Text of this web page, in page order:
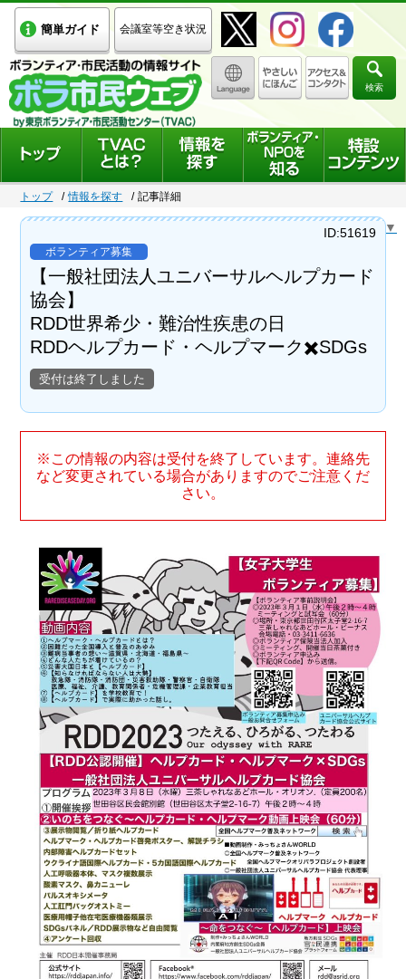
簡単ガイド 会議室等空き状況
検索
トップ 情報を探す 記事詳細
Select Language ▼
ボランティア募集
【一般社団法人ユニバーサルヘルプカード
協会】
RDD世界希少・難治性疾患の日
RDDヘルプカード・ヘルプマーク✖️SDGs
受付は終了しました
ID:51619
※この情報の内容は受付を終了しています。連絡先
など変更されている場合がありますのでご注意くだ
さい。